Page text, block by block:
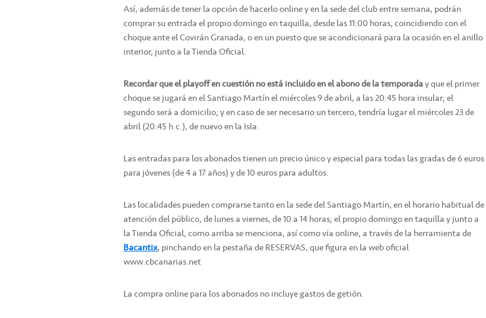
Así, además de tener la opción de hacerlo online y en la sede del club entre semana, podrán
comprar su entrada el propio domingo en taquilla, desde las 11:00 horas, coincidiendo con el
choque ante el Covirán Granada, o en un puesto que se acondicionará para la ocasión en el anillo
interior, junto a la Tienda Oficial.
Recordar que el playoff en cuestión no está incluido en el abono de la temporaday que el primer
choque se jugará en el Santiago Martín el miércoles 9 de abril, a las 20:45 hora insular; el
segundo será a domicilio; y en caso de ser necesario un tercero, tendría lugar el miércoles 23 de
abril (20:45 h.c.), de nuevo en la Isla.
Las entradas para los abonados tienen un precio único y especial para todas las gradas de 6 euros
para jóvenes (de 4 a 17 años) y de 10 euros para adultos.
Las localidades pueden comprarse tanto en la sede del Santiago Martín, en el horario habitual de
atención del público, de lunes a viernes, de 10 a 14 horas; el propio domingo en taquilla y junto a
la Tienda Oficial, como arriba se menciona, así como vía online, a través de la herramienta de
Bacantix, pinchando en la pestaña de RESERVAS, que figura en la web oficial
www.cbcanarias.net
La compra online para los abonados no incluye gastos de getión.